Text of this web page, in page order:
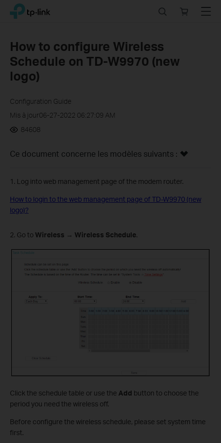
Click
navigation
TP-Link, Reliably Smart
store
Menu
How to configure Wireless
Schedule on TD-W9970 (new
logo)
Configuration Guide
Mis à jour06-27-2022 06:27:09 AM
84608
Ce document concerne les modèles suivants :
1. Log into web management page of the modem router.
How to login to the web management page of TD-W9970 (new
logo)?
2. Go toWireless → Wireless Schedule.
Click the schedule table or use the Add button to choose the
period you need the wireless off.
Before configure the wireless schedule, please set system time
first.